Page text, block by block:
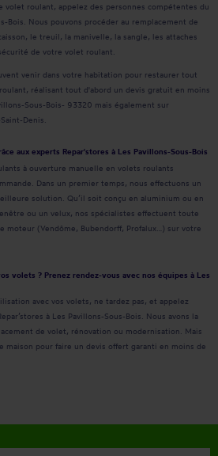
volet roulant, appelez des personnes compétentes du
Bois. Nous pouvons procéder au remplacement de
le treuil, la manivelle, la sangle, les attaches
de votre volet roulant.
venir dans votre habitation pour restaurer tout
réalisant tout d'abord un devis gratuit en moins
Sous-Bois- 93320 mais également sur
Denis.
aux experts Repar'stores à Les Pavillons-Sous-Bois
à ouverture manuelle en volets roulants
Dans un premier temps, nous effectuons un
solution. Qu’il soit conçu en aluminium ou en
ou un velux, nos spécialistes effectuent toute
moteur (Vendôme, Bubendorff, Profalux…) sur votre
volets ? Prenez rendez-vous avec nos équipes à Les
avec vos volets, ne tardez pas, et appelez
à Les Pavillons-Sous-Bois. Nous avons la
de volet, rénovation ou modernisation. Mais
maison pour faire un devis offert garanti en moins de